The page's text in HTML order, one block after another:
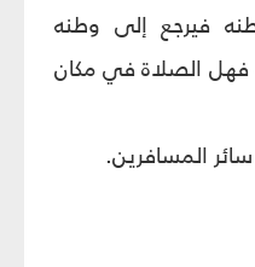
فيرجع إلى وطنه
فهل الصلاة في مكان
المسافرين.